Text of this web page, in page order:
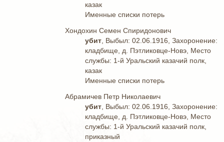
казак
Именные списки потерь
Хондохин Семен Спиридонович
убит , Выбыл: 02.06.1916, Захоронение:
кладбище, д. Пэтликовце-Новэ, Место
службы: 1-й Уральский казачий полк,
казак
Именные списки потерь
Абрамичев Петр Николаевич
убит , Выбыл: 02.06.1916, Захоронение:
кладбище, д. Пэтликовце-Новэ, Место
службы: 1-й Уральский казачий полк,
приказный